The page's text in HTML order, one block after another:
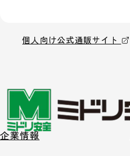
個人向け公式通販サイト
企業情報